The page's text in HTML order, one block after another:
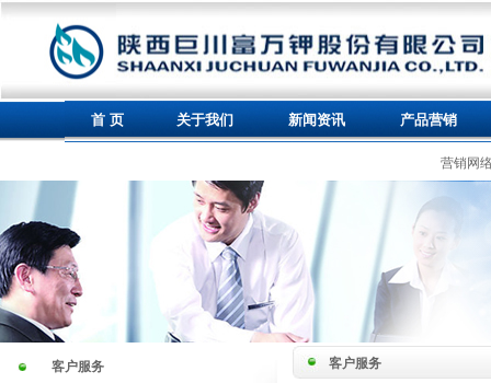
首 页 关于我们 新闻资讯 产品营销
营销网
客户服务 客户服务